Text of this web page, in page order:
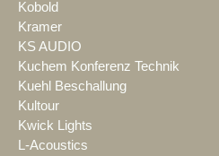
Kobold
Kramer
KS AUDIO
Kuchem Konferenz Technik
Kuehl Beschallung
Kultour
Kwick Lights
L-Acoustics